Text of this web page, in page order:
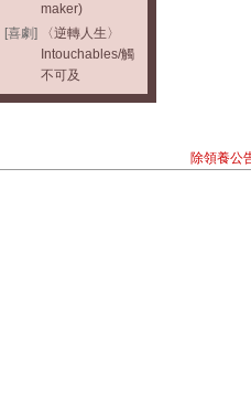
maker)
[喜劇]
〈逆轉人生〉
Intouchables/觸
不可及
除領養公